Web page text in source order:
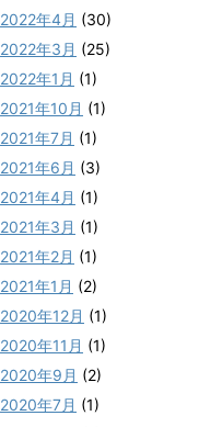
2022年4月 (30)
2022年3月 (25)
2022年1月 (1)
2021年10月 (1)
2021年7月 (1)
2021年6月 (3)
2021年4月 (1)
2021年3月 (1)
2021年2月 (1)
2021年1月 (2)
2020年12月 (1)
2020年11月 (1)
2020年9月 (2)
2020年7月 (1)